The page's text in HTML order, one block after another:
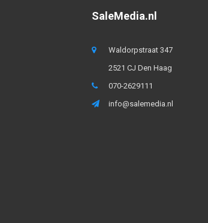
SaleMedia.nl
Waldorpstraat 347
2521 CJ Den Haag
070-2629111
info@salemedia.nl